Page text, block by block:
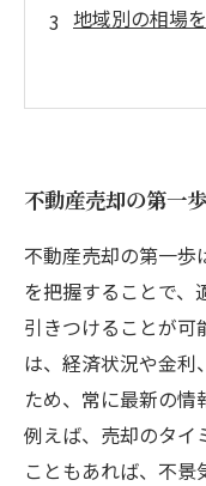
地域別の相場
あなたの物件
る
不動産売却を
め
不動産売却の第一
不動産売却の第一歩
を把握することで、
引きつけることが可
は、経済状況や金利
ため、常に最新の情
例えば、売却のタイ
こともあれば、不